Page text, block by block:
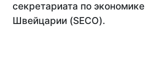
секретариата по экономике
Швейцарии (SECO).